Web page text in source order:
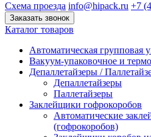
Схема проезда info@hipack.ru +7
Заказать звонок
Каталог товаров
Автоматическая групповая
Вакуум-упаковочное и
Депаллетайзеры /
Депаллетайзеры
Паллетайзеры
Заклейщики гофрокоробов
Автоматические
(гофрокоробов)